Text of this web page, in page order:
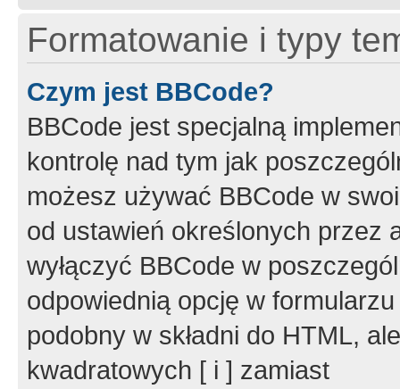
Formatowanie i typy
Czym jest BBCode?
BBCode jest specjalną
kontrolę nad tym jak
możesz używać BBCode w
od ustawień określonych przez
wyłączyć BBCode w
odpowiednią opcję w
podobny w składni do HTML,
kwadratowych [ i ] zamiast